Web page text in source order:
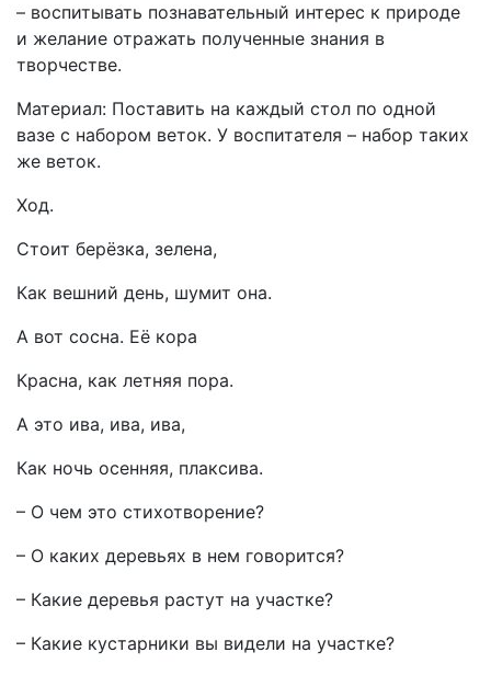
– воспитывать познавательный интерес к природе
и желание отражать полученные знания в
творчестве.
Материал: Поставить на каждый стол по одной
вазе с набором веток. У воспитателя – набор таких
же веток.
Ход.
Стоит берёзка, зелена,
Как вешний день, шумит она.
А вот сосна. Её кора
Красна, как летняя пора.
А это ива, ива, ива,
Как ночь осенняя, плаксива.
– О чем это стихотворение?
– О каких деревьях в нем говорится?
– Какие деревья растут на участке?
– Какие кустарники вы видели на участке?